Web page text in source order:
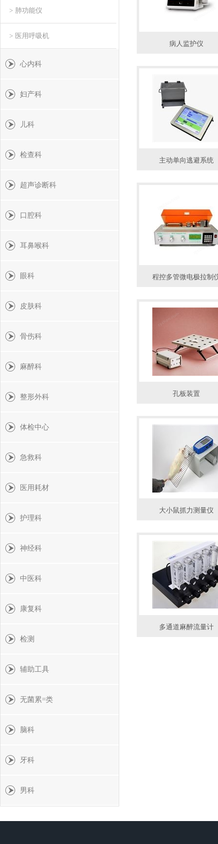
> 肺功能仪
> 医用呼吸机
心内科
妇产科
儿科
检查科
超声诊断科
口腔科
耳鼻喉科
眼科
皮肤科
骨伤科
麻醉科
整形外科
体检中心
急救科
医用耗材
护理科
神经科
中医科
康复科
检测
辅助工具
无菌累=类
脑科
牙科
男科
病人监护仪
主动单向逃避系统
程控多管微电极拉制
孔板装置
大小鼠抓力测量仪
多通道麻醉流量计